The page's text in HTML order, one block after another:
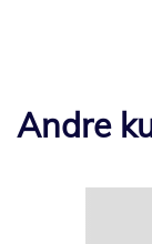
Andre